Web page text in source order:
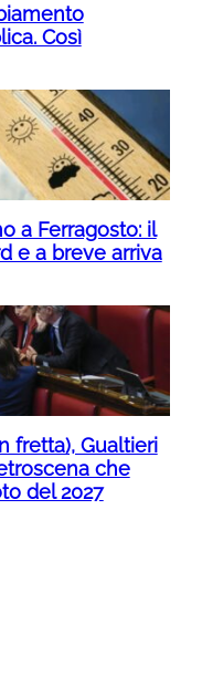
Così
a Ferragosto: il
e a breve arriva
fretta), Gualtieri
che
del 2027